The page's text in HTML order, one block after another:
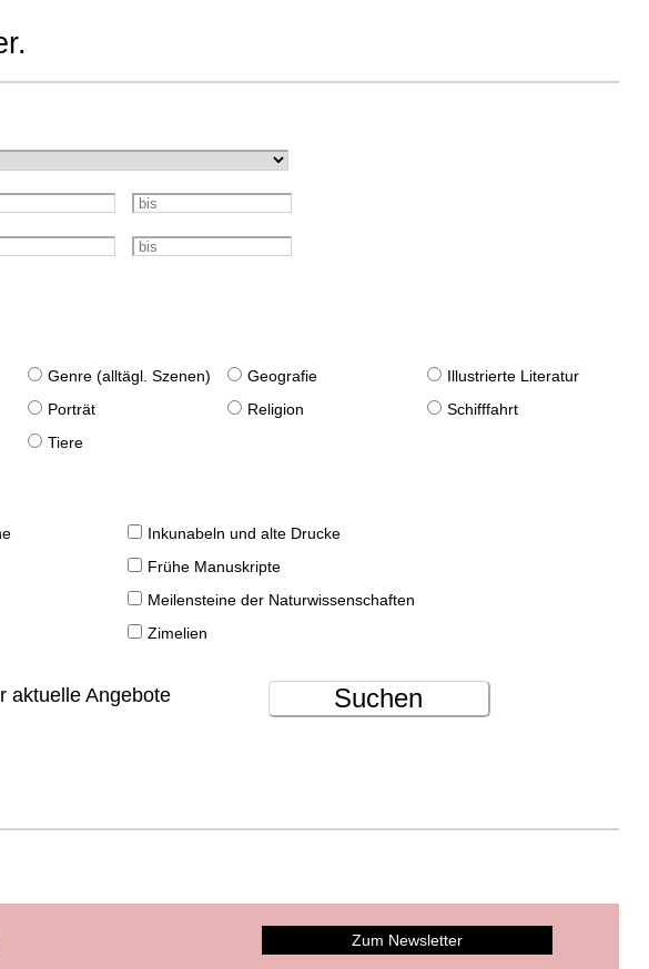
Genre (alltägl. Szenen) Geografie
Illustrierte Literatur
Porträt Religion
Schifffahrt
Tiere
Inkunabeln und alte Drucke
Frühe Manuskripte
Meilensteine der Naturwissenschaften
Zimelien
aktuelle Angebote
Suchen
Zum Newsletter